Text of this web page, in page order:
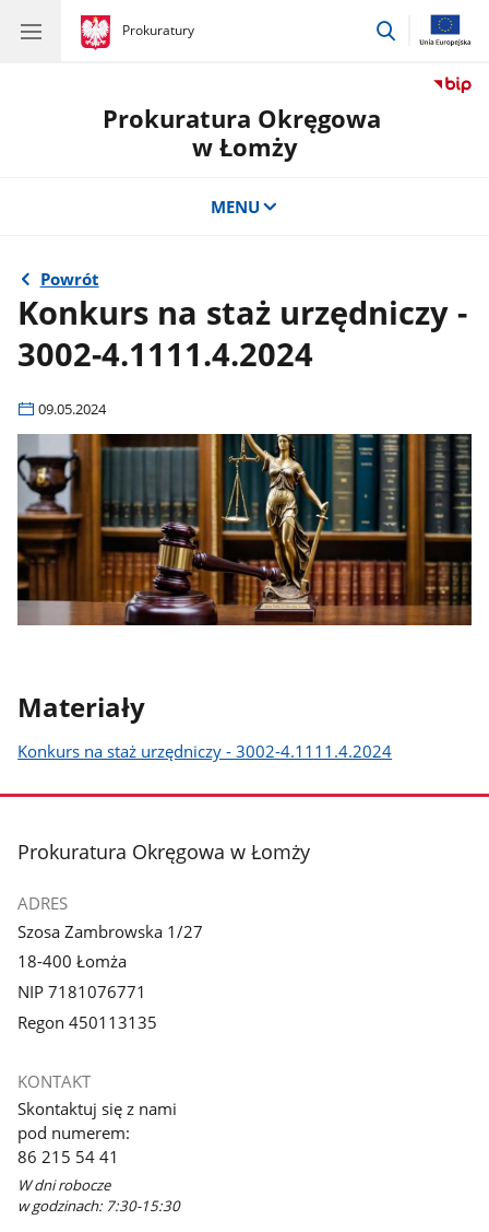
gov.pl
Prokuratury
gov.pl
Prokuratury
przejdź
Prokuratura Okręgowa
w Łomży
MENU
Powrót
Konkurs na staż urzędniczy -
3002-4.1111.4.2024
09.05.2024
Materiały
Konkurs na staż urzędniczy - 3002-4.1111.4.2024
stopka
Prokuratura Okręgowa w Łomży
ADRES
Szosa Zambrowska 1/27
18-400 Łomża
NIP 7181076771
Regon 450113135
KONTAKT
Skontaktuj się z nami
pod numerem:
86 215 54 41
W dni robocze
w godzinach: 7:30-15:30